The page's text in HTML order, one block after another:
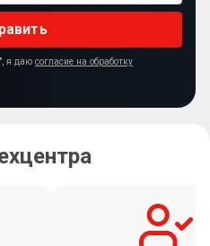
я даю согласие на обработку